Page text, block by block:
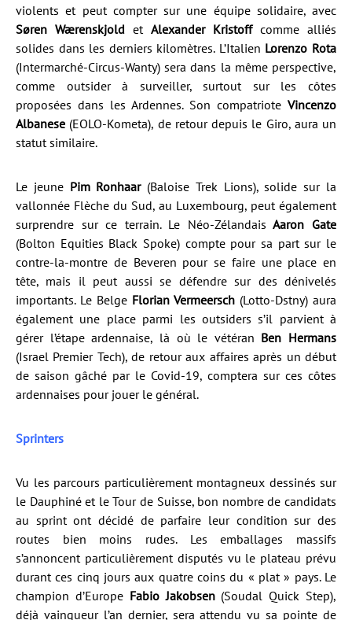
violents et peut compter sur une équipe solidaire, avec
Søren Wærenskjold et Alexander Kristoffcomme alliés
solides dans les derniers kilomètres. L’Italien Lorenzo Rota
(Intermarché-Circus-Wanty) sera dans la même perspective,
comme outsider à surveiller, surtout sur les côtes
proposées dans les Ardennes. Son compatriote Vincenzo
Albanese (EOLO-Kometa), de retour depuis le Giro, aura un
statut similaire.
Le jeune Pim Ronhaar(Baloise Trek Lions), solide sur la
vallonnée Flèche du Sud, au Luxembourg, peut également
surprendre sur ce terrain. Le Néo-Zélandais Aaron Gate
(Bolton Equities Black Spoke) compte pour sa part sur le
contre-la-montre de Beveren pour se faire une place en
tête, mais il peut aussi se défendre sur des dénivelés
importants. Le Belge Florian Vermeersch (Lotto-Dstny) aura
également une place parmi les outsiders s’il parvient à
gérer l’étape ardennaise, là où le vétéran Ben Hermans
(Israel Premier Tech), de retour aux affaires après un début
de saison gâché par le Covid-19, comptera sur ces côtes
ardennaises pour jouer le général.
Sprinters
Vu les parcours particulièrement montagneux dessinés sur
le Dauphiné et le Tour de Suisse, bon nombre de candidats
au sprint ont décidé de parfaire leur condition sur des
routes bien moins rudes. Les emballages massifs
s’annoncent particulièrement disputés vu le plateau prévu
durant ces cinq jours aux quatre coins du « plat » pays. Le
champion d’Europe Fabio Jakobsen(Soudal Quick Step),
déjà vainqueur l’an dernier, sera attendu vu sa pointe de